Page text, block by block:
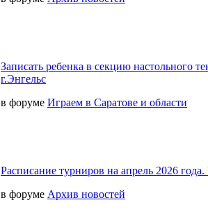
Записать ребенка в секцию настольного
г.Энгельс
в форуме Играем в Саратове и области
Расписание турниров на апрель 2026
в форуме Архив новостей